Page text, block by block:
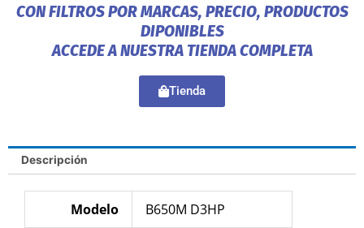
CON FILTROS POR MARCAS, PRECIO, PRODUCTOS
DIPONIBLES
ACCEDE A NUESTRA TIENDA COMPLETA
Tienda
Descripción
Modelo B650M D3HP